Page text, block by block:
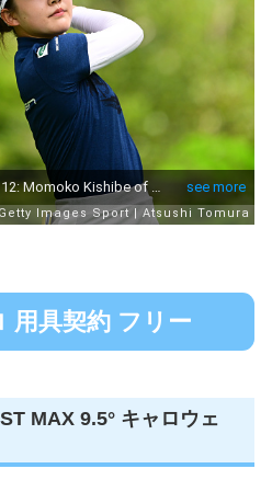
用具契約 フリー
MAX 9.5° キャロウェ